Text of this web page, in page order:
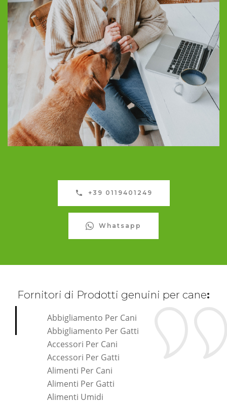
+39 0119401249
Whatsapp
Fornitori di Prodotti genuini per cane:
Abbigliamento Per Cani
Abbigliamento Per Gatti
Accessori Per Cani
Accessori Per Gatti
Alimenti Per Cani
Alimenti Per Gatti
Alimenti Umidi